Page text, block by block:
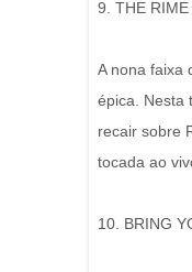
9. THE
A nona faixa
épica. Nesta
recair sobre
tocada ao
10. BRING